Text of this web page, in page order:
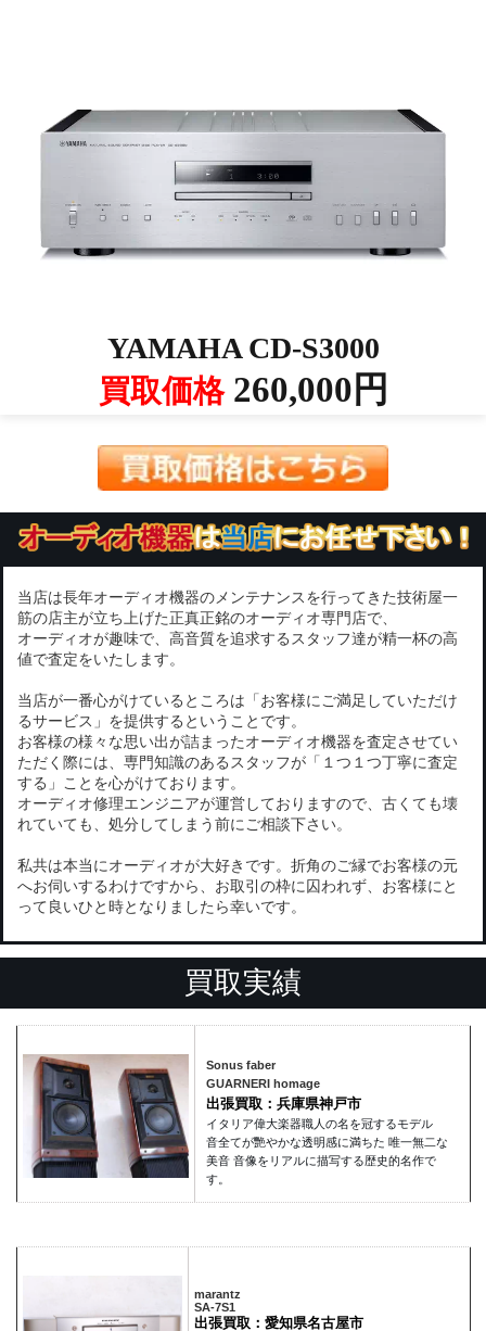
YAMAHA CD-S3000
買取価格260,000円
当店は長年オーディオ機器のメンテナンスを行ってきた技術屋一
筋の店主が立ち上げた正真正銘のオーディオ専門店で、
オーディオが趣味で、高音質を追求するスタッフ達が精一杯の高
値で査定をいたします。
当店が一番心がけているところは「お客様にご満足していただけ
るサービス」を提供するということです。
お客様の様々な思い出が詰まったオーディオ機器を査定させてい
ただく際には、専門知識のあるスタッフが「１つ１つ丁寧に査定
する」ことを心がけております。
オーディオ修理エンジニアが運営しておりますので、古くても壊
れていても、処分してしまう前にご相談下さい。
私共は本当にオーディオが大好きです。折角のご縁でお客様の元
へお伺いするわけですから、お取引の枠に囚われず、お客様にと
って良いひと時となりましたら幸いです。
買取実績
Sonus faber
GUARNERI homage
出張買取：兵庫県神戸市
イタリア偉大楽器職人の名を冠するモデル
音全てが艷やかな透明感に満ちた 唯一無二な
美音 音像をリアルに描写する歴史的名作で
す。
marantz
SA-7S1
出張買取：愛知県名古屋市